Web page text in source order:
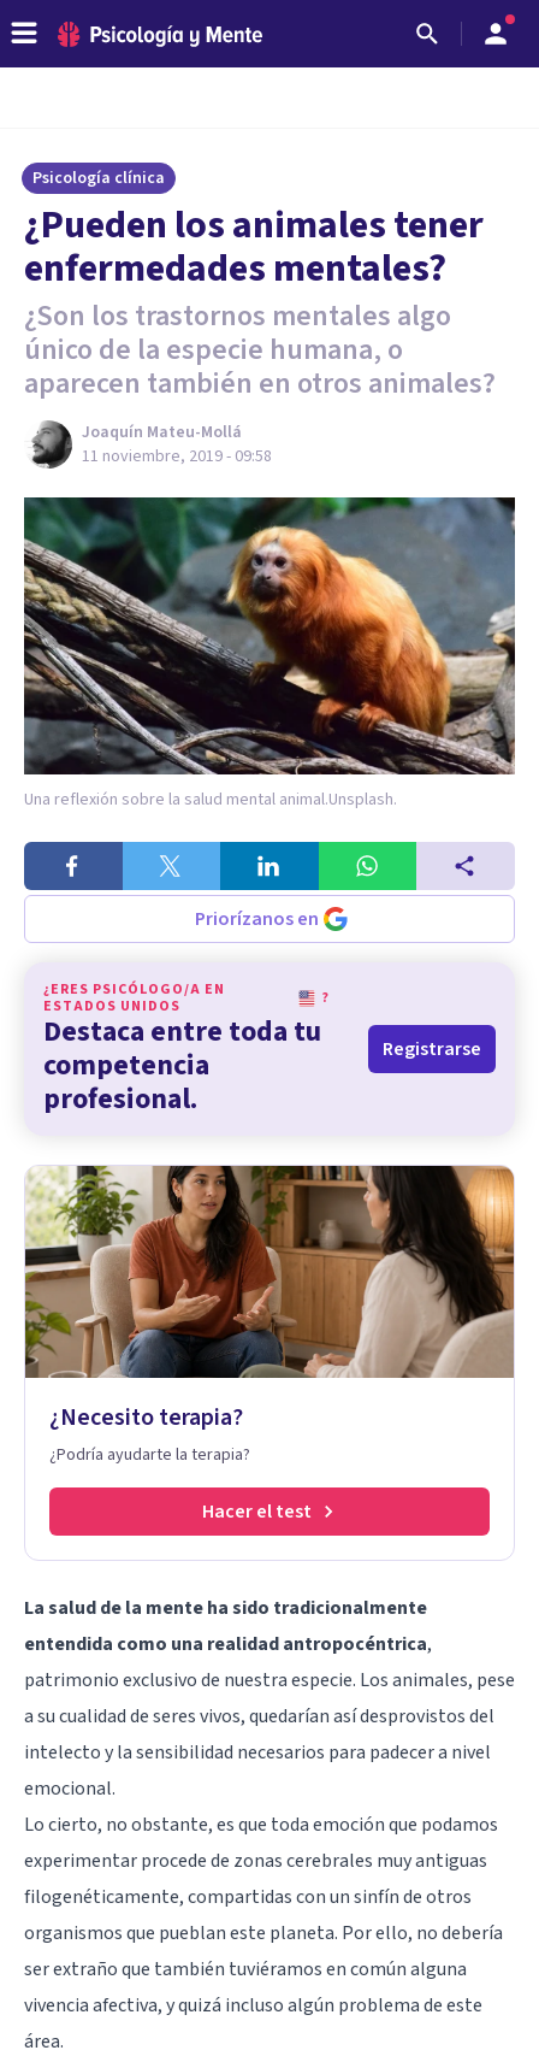
Psicología clínica
¿Pueden los animales tener
enfermedades mentales?
¿Son los trastornos mentales algo
único de la especie humana, o
aparecen también en otros animales?
Joaquín Mateu-Mollá
11 noviembre, 2019 - 09:58
Una reflexión sobre la salud mental animal.Unsplash.
Priorízanos en
¿ERES PSICÓLOGO/A EN
ESTADOS UNIDOS
?
Destaca entre toda tu
competencia
profesional.
Registrarse
¿Necesito terapia?
¿Podría ayudarte la terapia?
Hacer el test
La salud de la mente ha sido tradicionalmente
entendida como una realidad antropocéntrica,
patrimonio exclusivo de nuestra especie. Los animales, pese
a su cualidad de seres vivos, quedarían así desprovistos del
intelecto y la sensibilidad necesarios para padecer a nivel
emocional.
Lo cierto, no obstante, es que toda emoción que podamos
experimentar procede de zonas cerebrales muy antiguas
filogenéticamente, compartidas con un sinfín de otros
organismos que pueblan este planeta. Por ello, no debería
ser extraño que también tuviéramos en común alguna
vivencia afectiva, y quizá incluso algún problema de este
área.